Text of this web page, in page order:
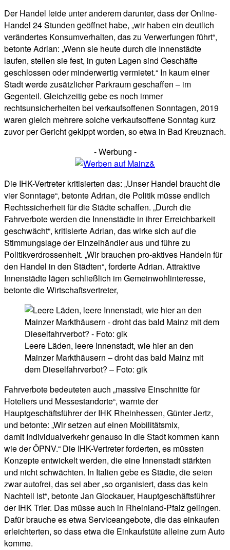
Der Handel leide unter anderem darunter, dass der Online-
Handel 24 Stunden geöffnet habe, „wir haben ein deutlich
verändertes Konsumverhalten, das zu Verwerfungen führt“,
betonte Adrian: „Wenn sie heute durch die Innenstädte
laufen, stellen sie fest, in guten Lagen sind Geschäfte
geschlossen oder minderwertig vermietet.“ In kaum einer
Stadt werde zusätzlicher Parkraum geschaffen – im
Gegenteil. Gleichzeitig gebe es noch immer
rechtsunsicherheiten bei verkaufsoffenen Sonntagen, 2019
waren gleich mehrere solche verkaufsoffene Sonntag kurz
zuvor per Gericht gekippt worden, so etwa in Bad Kreuznach.
- Werbung -
Die IHK-Vertreter kritisierten das: „Unser Handel braucht die
vier Sonntage“, betonte Adrian, die Politik müsse endlich
Rechtssicherheit für die Städte schaffen. „Durch die
Fahrverbote werden die Innenstädte in ihrer Erreichbarkeit
geschwächt“, kritisierte Adrian, das wirke sich auf die
Stimmungslage der Einzelhändler aus und führe zu
Politikverdrossenheit. „Wir brauchen pro-aktives Handeln für
den Handel in den Städten“, forderte Adrian. Attraktive
Innenstädte lägen schließlich im Gemeinwohlinteresse,
betonte die Wirtschaftsvertreter,
Leere Läden, leere Innenstadt, wie hier an den
Mainzer Markthäusern – droht das bald Mainz mit
dem Dieselfahrverbot? – Foto: gik
Fahrverbote bedeuteten auch „massive Einschnitte für
Hoteliers und Messestandorte“, warnte der
Hauptgeschäftsführer der IHK Rheinhessen, Günter Jertz,
und betonte: „Wir setzen auf einen Mobilitätsmix,
damit Individualverkehr genauso in die Stadt kommen kann
wie der ÖPNV.“ Die IHK-Vertreter forderten, es müssten
Konzepte entwickelt werden, die eine Innenstadt stärkten
und nicht schwächten. In Italien gebe es Städte, die seien
zwar autofrei, das sei aber „so organisiert, dass das kein
Nachteil ist“, betonte Jan Glockauer, Hauptgeschäftsführer
der IHK Trier. Das müsse auch in Rheinland-Pfalz gelingen.
Dafür brauche es etwa Serviceangebote, die das einkaufen
erleichterten, so dass etwa die Einkaufstüte alleine zum Auto
komme.